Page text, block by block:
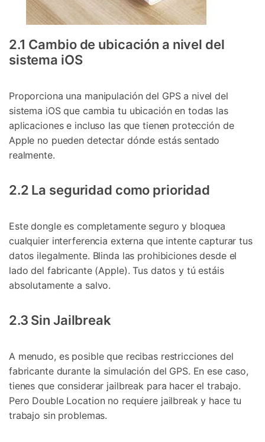
2.1 Cambio de ubicación a nivel del
sistema iOS
Proporciona una manipulación del GPS a nivel del
sistema iOS que cambia tu ubicación en todas las
aplicaciones e incluso las que tienen protección de
Apple no pueden detectar dónde estás sentado
realmente.
2.2 La seguridad como prioridad
Este dongle es completamente seguro y bloquea
cualquier interferencia externa que intente capturar tus
datos ilegalmente. Blinda las prohibiciones desde el
lado del fabricante (Apple). Tus datos y tú estáis
absolutamente a salvo.
2.3 Sin Jailbreak
A menudo, es posible que recibas restricciones del
fabricante durante la simulación del GPS. En ese caso,
tienes que considerar jailbreak para hacer el trabajo.
Pero Double Location no requiere jailbreak y hace tu
trabajo sin problemas.